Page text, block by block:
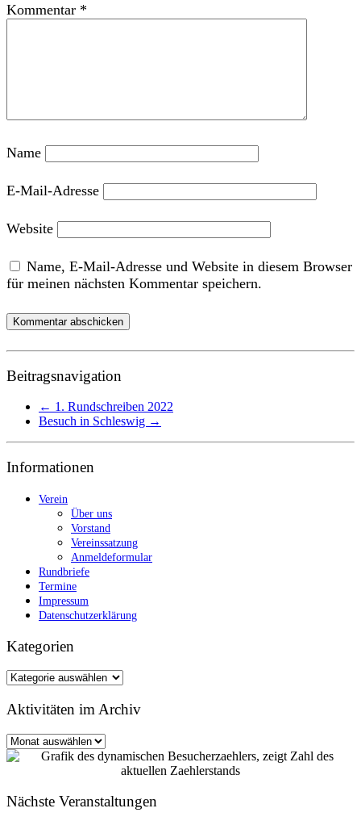
Kommentar *
Name
E-Mail-Adresse
Website
Name, E-Mail-Adresse und Website in diesem Browser
für meinen nächsten Kommentar speichern.
Beitragsnavigation
← 1. Rundschreiben 2022
Besuch in Schleswig →
Informationen
Verein
Über uns
Vorstand
Vereinssatzung
Anmeldeformular
Rundbriefe
Termine
Impressum
Datenschutzerklärung
Kategorien
Kategorien
Aktivitäten im Archiv
Aktivitäten
im
Nächste Veranstaltungen